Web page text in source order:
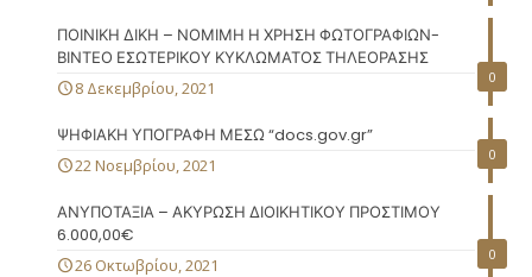
0
ΠΟΙΝΙΚΗ ΔΙΚΗ – ΝΟΜΙΜΗ Η ΧΡΗΣΗ ΦΩΤΟΓΡΑΦΙΩΝ-
ΒΙΝΤΕΟ ΕΣΩΤΕΡΙΚΟΥ ΚΥΚΛΩΜΑΤΟΣ ΤΗΛΕΟΡΑΣΗΣ
8 Δεκεμβρίου, 2021
0
ΨΗΦΙΑΚΗ ΥΠΟΓΡΑΦΗ ΜΕΣΩ “docs.gov.gr”
22 Νοεμβρίου, 2021
0
ΑΝΥΠΟΤΑΞΙΑ – ΑΚΥΡΩΣΗ ΔΙΟΙΚΗΤΙΚΟΥ ΠΡΟΣΤΙΜΟΥ
6.000,00€
26 Οκτωβρίου, 2021